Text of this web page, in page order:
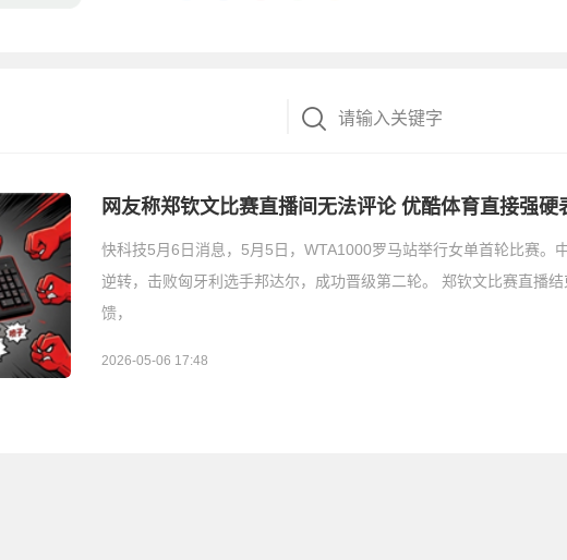
网友称郑钦文比赛直播间无法评论 优酷体育直接强硬
快科技5月6日消息，5月5日，WTA1000罗马站举行女单首轮比赛。
逆转，击败匈牙利选手邦达尔，成功晋级第二轮。 郑钦文比赛直播
馈，
2026-05-06 17:48